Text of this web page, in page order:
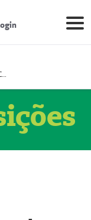
Prestador Medlife Consultas e Diagnósticos (51004334-2)